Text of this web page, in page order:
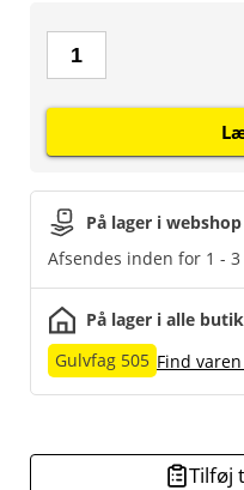
På lager i webshop
Afsendes inden for 1 -
På lager i alle
Gulvfag 505 Find
Tilføj